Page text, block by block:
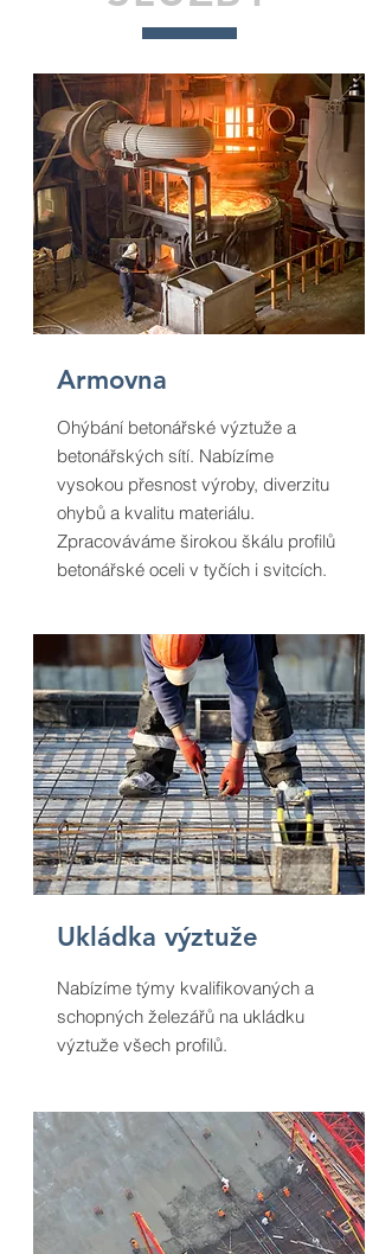
Armovna
Ohýbání betonářské výztuže a
betonářských sítí. Nabízíme
vysokou přesnost výroby, diverzitu
ohybů a kvalitu materiálu.
Zpracováváme širokou škálu profilů
betonářské oceli v tyčích i svitcích.
Ukládka výztuže
Nabízíme týmy kvalifikovaných a
schopných železářů na ukládku
výztuže všech profilů.